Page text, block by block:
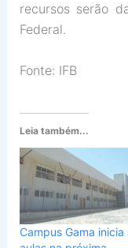
recursos serão
Federal.
Fonte: IFB
Leia também...
Campus Gama inicia